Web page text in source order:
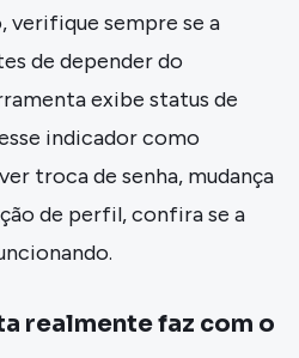
verifique sempre se a
de depender do
exibe status de
indicador como
troca de senha, mudança
de perfil, confira se a
realmente faz com o